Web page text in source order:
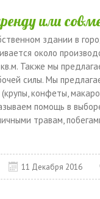
или
здании в
около
Также мы
силы. Мы
конфеты,
помощь в
травам,
11 Декабря 2016